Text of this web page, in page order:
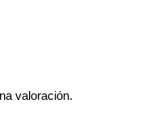
valoración.